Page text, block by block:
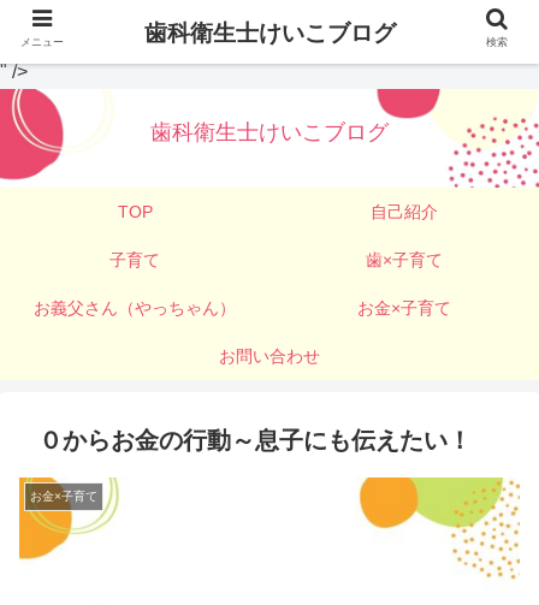
" />
歯科衛生士けいこブログ
TOP 自己紹介
子育て 歯×子育て
お義父さん（やっちゃん） お金×子育て
お問い合わせ
０からお金の行動～息子にも伝えたい！
お金×子育て
メニュー 歯科衛生士けいこブログ 検索